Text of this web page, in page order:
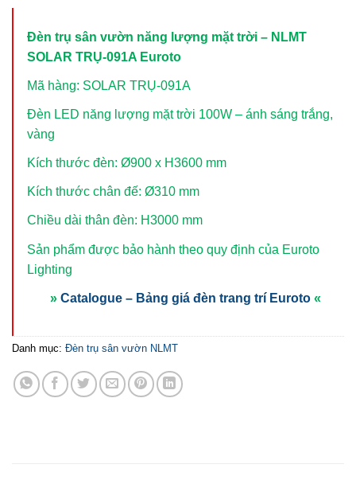
Đèn trụ sân vườn năng lượng mặt trời – NLMT
SOLAR TRỤ-091A Euroto
Mã hàng: SOLAR TRỤ-091A
Đèn LED năng lượng mặt trời 100W – ánh sáng trắng,
vàng
Kích thước đèn: Ø900 x H3600 mm
Kích thước chân đế: Ø310 mm
Chiều dài thân đèn: H3000 mm
Sản phẩm được bảo hành theo quy định của Euroto
Lighting
» Catalogue – Bảng giá đèn trang trí Euroto «
Danh mục: Đèn trụ sân vườn NLMT